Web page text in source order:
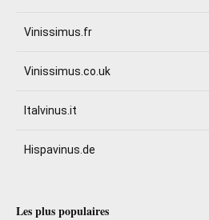
Vinissimus.fr
Vinissimus.co.uk
Italvinus.it
Hispavinus.de
Les plus populaires